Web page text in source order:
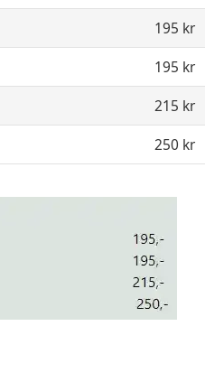
195 kr
195 kr
215 kr
250 kr